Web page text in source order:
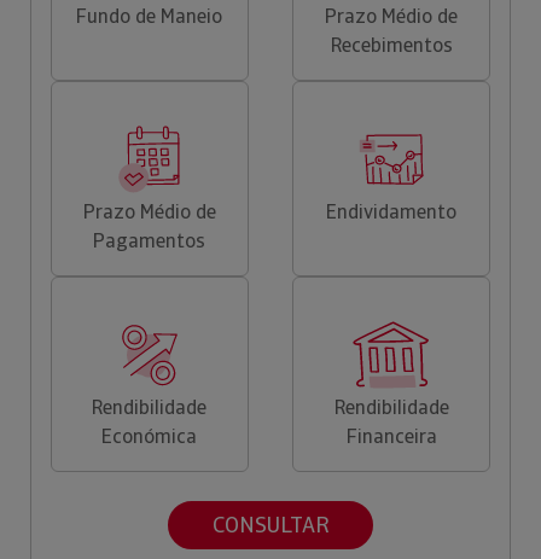
Fundo de Maneio
Prazo Médio de
Recebimentos
Prazo Médio de
Pagamentos
Endividamento
Rendibilidade
Económica
Rendibilidade
Financeira
CONSULTAR